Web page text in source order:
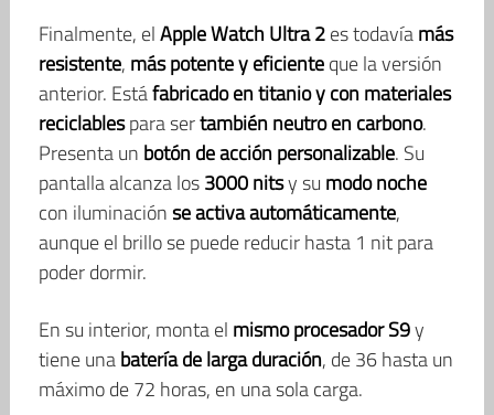
Finalmente, elApple Watch Ultra 2es todavíamás
resistente, más potente y eficienteque la versión
anterior. Estáfabricado en titanio y con materiales
reciclablespara sertambién neutro en carbono.
Presenta un botón de acción personalizable. Su
pantalla alcanza los3000 nitsy su modo noche
con iluminaciónse activa automáticamente,
aunque el brillo se puede reducir hasta 1 nit para
poder dormir.
En su interior, monta el mismo procesador S9y
tiene unabatería de larga duración, de 36 hasta un
máximo de 72 horas, en una sola carga.